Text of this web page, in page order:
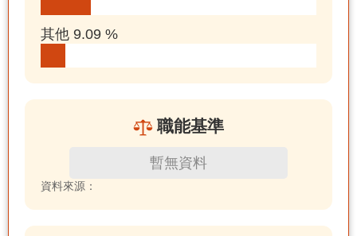
其他 9.09 %
職能基準
暫無資料
資料來源：